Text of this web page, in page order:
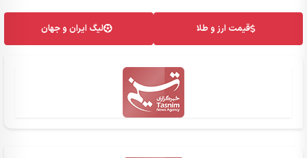
قیمت ارز و طلا لیگ ایران و جهان